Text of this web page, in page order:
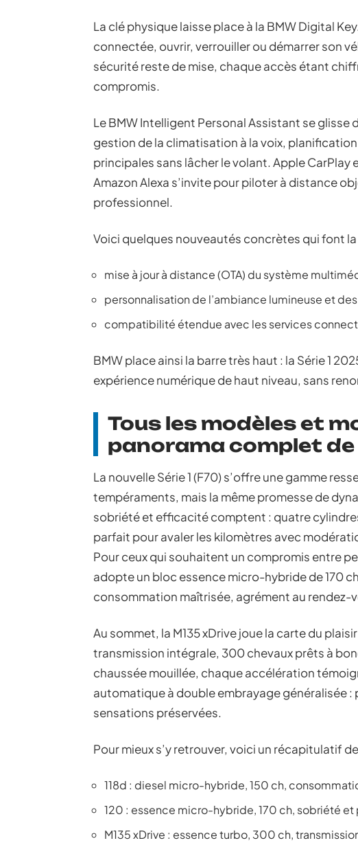
La clé physique laisse place à la BMW Digital
connectée, ouvrir, verrouiller ou démarrer son
sécurité reste de mise, chaque accès étant
compromis.
Le BMW Intelligent Personal Assistant se glisse
gestion de la climatisation à la voix,
principales sans lâcher le volant. Apple
Amazon Alexa s’invite pour piloter à distance
professionnel.
Voici quelques nouveautés concrètes qui font
mise à jour à distance (OTA) du système
personnalisation de l’ambiance lumineuse et
compatibilité étendue avec les services
BMW place ainsi la barre très haut : la Série 1
expérience numérique de haut niveau, sans
Tous les modèles et
panorama complet de
La nouvelle Série 1 (F70) s’offre une gamme
tempéraments, mais la même promesse de
sobriété et efficacité comptent : quatre
parfait pour avaler les kilomètres avec
Pour ceux qui souhaitent un compromis entre
adopte un bloc essence micro-hybride de 170
consommation maîtrisée, agrément au rendez-
Au sommet, la M135 xDrive joue la carte du
transmission intégrale, 300 chevaux prêts à
chaussée mouillée, chaque accélération
automatique à double embrayage généralisée
sensations préservées.
Pour mieux s’y retrouver, voici un récapitulatif
118d : diesel micro-hybride, 150 ch,
120 : essence micro-hybride, 170 ch, sobriété
M135 xDrive : essence turbo, 300 ch,